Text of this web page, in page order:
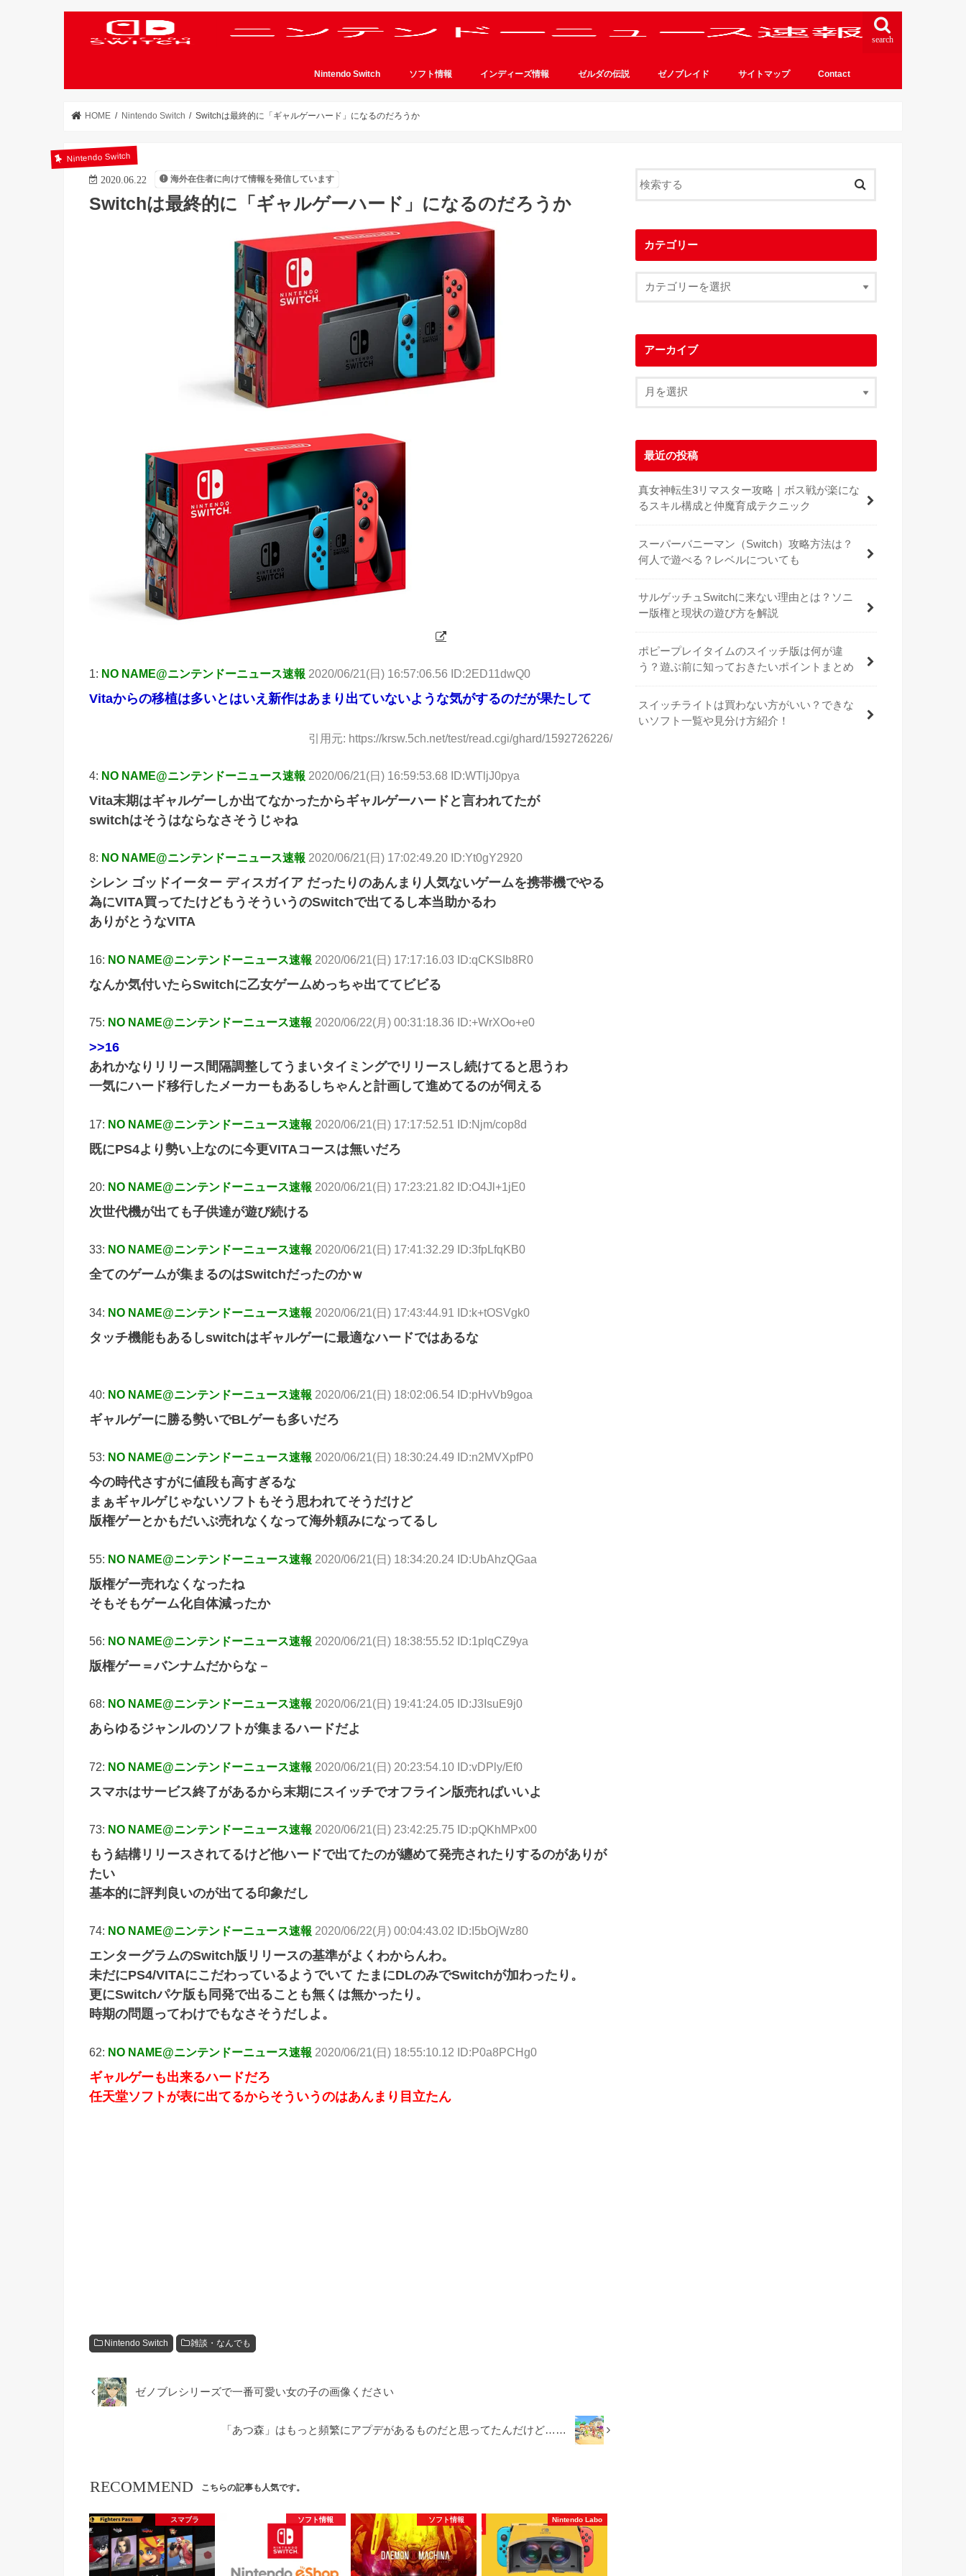
search
Nintendo Switch ソフト情報 インディーズ情報 ゼルダの伝説 ゼノブレイド サイトマップ Contact
HOME Nintendo Switch Switchは最終的に「ギャルゲーハード」になるのだろうか
Nintendo Switch
2020.06.22 海外在住者に向けて情報を発信しています
Switchは最終的に「ギャルゲーハード」になるのだろうか
1: NO NAME@ニンテンドーニュース速報 2020/06/21(日) 16:57:06.56 ID:2ED11dwQ0
Vitaからの移植は多いとはいえ新作はあまり出ていないような気がするのだが果たして
引用元: https://krsw.5ch.net/test/read.cgi/ghard/1592726226/
4: NO NAME@ニンテンドーニュース速報 2020/06/21(日) 16:59:53.68 ID:WTljJ0pya
Vita末期はギャルゲーしか出てなかったからギャルゲーハードと言われてたが
switchはそうはならなさそうじゃね
8: NO NAME@ニンテンドーニュース速報 2020/06/21(日) 17:02:49.20 ID:Yt0gY2920
シレン ゴッドイーター ディスガイア だったりのあんまり人気ないゲームを携帯機でやる
為にVITA買ってたけどもうそういうのSwitchで出てるし本当助かるわ
ありがとうなVITA
16: NO NAME@ニンテンドーニュース速報 2020/06/21(日) 17:17:16.03 ID:qCKSIb8R0
なんか気付いたらSwitchに乙女ゲームめっちゃ出ててビビる
75: NO NAME@ニンテンドーニュース速報 2020/06/22(月) 00:31:18.36 ID:+WrXOo+e0
>>16
あれかなりリリース間隔調整してうまいタイミングでリリースし続けてると思うわ
一気にハード移行したメーカーもあるしちゃんと計画して進めてるのが伺える
17: NO NAME@ニンテンドーニュース速報 2020/06/21(日) 17:17:52.51 ID:Njm/cop8d
既にPS4より勢い上なのに今更VITAコースは無いだろ
20: NO NAME@ニンテンドーニュース速報 2020/06/21(日) 17:23:21.82 ID:O4Jl+1jE0
次世代機が出ても子供達が遊び続ける
33: NO NAME@ニンテンドーニュース速報 2020/06/21(日) 17:41:32.29 ID:3fpLfqKB0
全てのゲームが集まるのはSwitchだったのかｗ
34: NO NAME@ニンテンドーニュース速報 2020/06/21(日) 17:43:44.91 ID:k+tOSVgk0
タッチ機能もあるしswitchはギャルゲーに最適なハードではあるな
40: NO NAME@ニンテンドーニュース速報 2020/06/21(日) 18:02:06.54 ID:pHvVb9goa
ギャルゲーに勝る勢いでBLゲーも多いだろ
53: NO NAME@ニンテンドーニュース速報 2020/06/21(日) 18:30:24.49 ID:n2MVXpfP0
今の時代さすがに値段も高すぎるな
まぁギャルゲじゃないソフトもそう思われてそうだけど
版権ゲーとかもだいぶ売れなくなって海外頼みになってるし
55: NO NAME@ニンテンドーニュース速報 2020/06/21(日) 18:34:20.24 ID:UbAhzQGaa
版権ゲー売れなくなったね
そもそもゲーム化自体減ったか
56: NO NAME@ニンテンドーニュース速報 2020/06/21(日) 18:38:55.52 ID:1plqCZ9ya
版権ゲー＝バンナムだからな－
68: NO NAME@ニンテンドーニュース速報 2020/06/21(日) 19:41:24.05 ID:J3IsuE9j0
あらゆるジャンルのソフトが集まるハードだよ
72: NO NAME@ニンテンドーニュース速報 2020/06/21(日) 20:23:54.10 ID:vDPly/Ef0
スマホはサービス終了があるから末期にスイッチでオフライン版売ればいいよ
73: NO NAME@ニンテンドーニュース速報 2020/06/21(日) 23:42:25.75 ID:pQKhMPx00
もう結構リリースされてるけど他ハードで出てたのが纏めて発売されたりするのがありが
たい
基本的に評判良いのが出てる印象だし
74: NO NAME@ニンテンドーニュース速報 2020/06/22(月) 00:04:43.02 ID:I5bOjWz80
エンターグラムのSwitch版リリースの基準がよくわからんわ。
未だにPS4/VITAにこだわっているようでいて たまにDLのみでSwitchが加わったり。
更にSwitchパケ版も同発で出ることも無くは無かったり。
時期の問題ってわけでもなさそうだしよ。
62: NO NAME@ニンテンドーニュース速報 2020/06/21(日) 18:55:10.12 ID:P0a8PCHg0
ギャルゲーも出来るハードだろ
任天堂ソフトが表に出てるからそういうのはあんまり目立たん
Nintendo Switch 雑談・なんでも
ゼノブレシリーズで一番可愛い女の子の画像ください
「あつ森」はもっと頻繁にアプデがあるものだと思ってたんだけど……
RECOMMEND こちらの記事も人気です。
スマブラ ソフト情報 ソフト情報 Nintendo Labo
カテゴリー
アーカイブ
最近の投稿
真女神転生3リマスター攻略｜ボス戦が楽にな
るスキル構成と仲魔育成テクニック
スーパーバニーマン（Switch）攻略方法は？
何人で遊べる？レベルについても
サルゲッチュSwitchに来ない理由とは？ソニ
ー版権と現状の遊び方を解説
ポピープレイタイムのスイッチ版は何が違
う？遊ぶ前に知っておきたいポイントまとめ
スイッチライトは買わない方がいい？できな
いソフト一覧や見分け方紹介！